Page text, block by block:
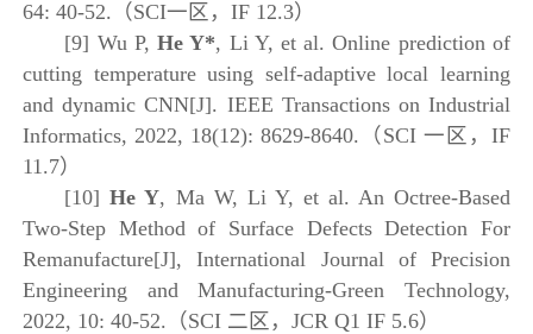
64: 40-52.（SCI一区，IF 12.3）
[9] Wu P,He Y*, Li Y, et al. Online prediction of
cutting temperature using self-adaptive local learning
and dynamic CNN[J]. IEEE Transactions on Industrial
Informatics, 2022, 18(12): 8629-8640.（SCI 一区，IF
11.7）
[10]He Y, Ma W, Li Y, et al. An Octree-Based
Two-Step Method of Surface Defects Detection For
Remanufacture[J], International Journal of Precision
Engineering and Manufacturing-Green Technology,
2022, 10: 40-52.（SCI 二区，JCR Q1 IF 5.6）